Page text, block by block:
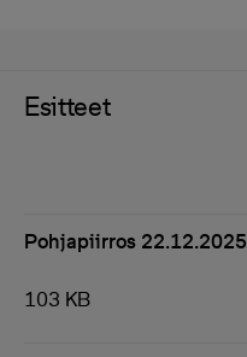
Esitteet
Pohjapiirros 22.12.2025
103 KB